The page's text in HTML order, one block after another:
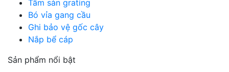
Tấm sàn grating
Bó vỉa gang cầu
Ghi bảo vệ gốc cây
Nắp bể cáp
Sản phẩm nổi bật